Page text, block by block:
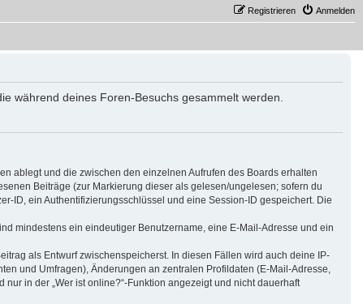
Anmelden
Registrieren
während deines Foren-Besuchs gesammelt werden.
ablegt und die zwischen den einzelnen Aufrufen des Boards erhalten
Beiträge (zur Markierung dieser als gelesen/ungelesen; sofern du
ID, ein Authentifizierungsschlüssel und eine Session-ID gespeichert. Die
mindestens ein eindeutiger Benutzername, eine E-Mail-Adresse und ein
als Entwurf zwischenspeicherst. In diesen Fällen wird auch deine IP-
und Umfragen), Änderungen an zentralen Profildaten (E-Mail-Adresse,
in der „Wer ist online?“-Funktion angezeigt und nicht dauerhaft